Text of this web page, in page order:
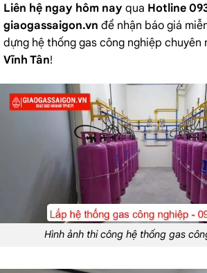
Liên hệ ngay hôm nay qua Hotline
giaogassaigon.vn để nhận báo giá
dựng hệ thống gas công nghiệp chuyên
Vĩnh Tân!
Hình ảnh thi công hệ thống gas